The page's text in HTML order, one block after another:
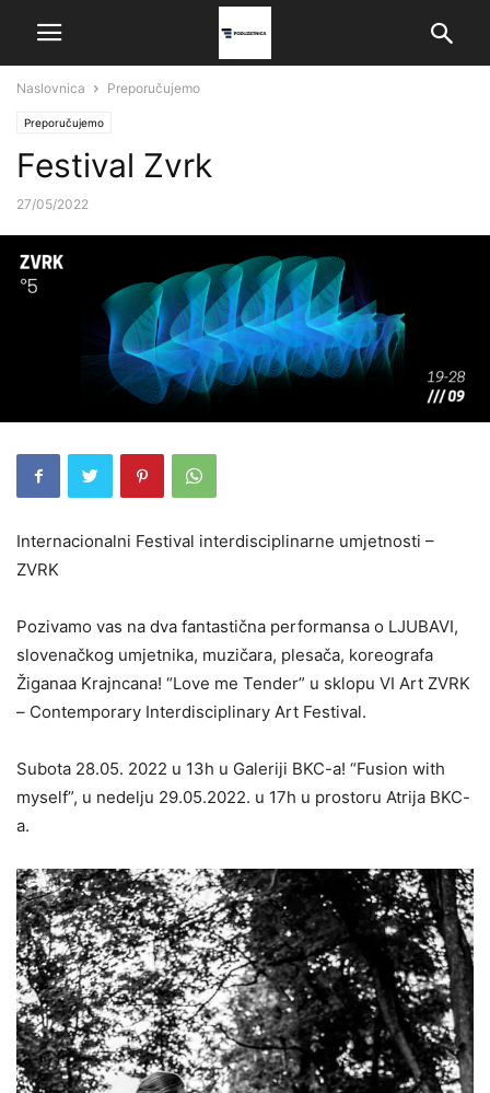
Naslovnica Preporučujemo
Preporučujemo
Festival Zvrk
27/05/2022
Internacionalni Festival interdisciplinarne umjetnosti –
ZVRK
Pozivamo vas na dva fantastična performansa o LJUBAVI,
slovenačkog umjetnika, muzičara, plesača, koreografa
Žiganaa Krajncana! “Love me Tender” u sklopu VI Art ZVRK
– Contemporary Interdisciplinary Art Festival.
Subota 28.05. 2022 u 13h u Galeriji BKC-a! “Fusion with
myself”, u nedelju 29.05.2022. u 17h u prostoru Atrija BKC-
a.